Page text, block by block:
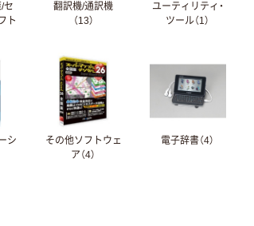
セ
ト
翻訳機/通訳機
（13）
ユーティリティ・
ツール（1）
シ
その他ソフトウェ
ア（4）
電子辞書（4）